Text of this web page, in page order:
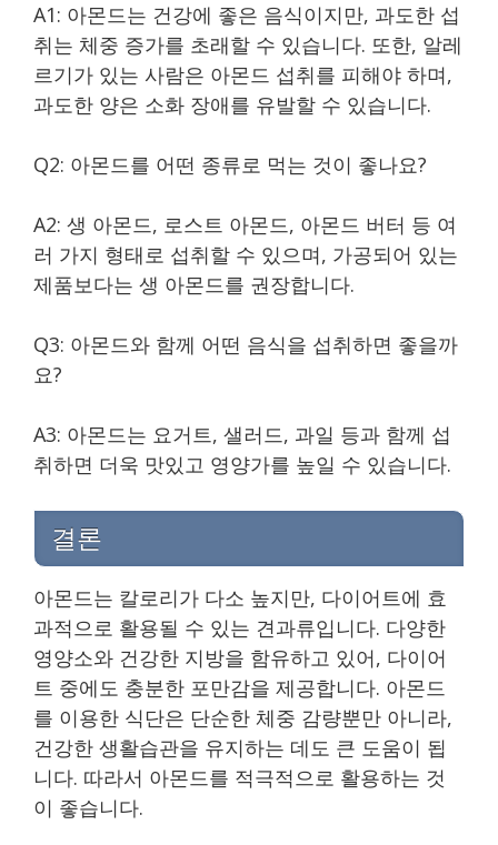
A1: 아몬드는 건강에 좋은 음식이지만, 과도한 섭
취는 체중 증가를 초래할 수 있습니다. 또한, 알레
르기가 있는 사람은 아몬드 섭취를 피해야 하며,
과도한 양은 소화 장애를 유발할 수 있습니다.
Q2: 아몬드를 어떤 종류로 먹는 것이 좋나요?
A2: 생 아몬드, 로스트 아몬드, 아몬드 버터 등 여
러 가지 형태로 섭취할 수 있으며, 가공되어 있는
제품보다는 생 아몬드를 권장합니다.
Q3: 아몬드와 함께 어떤 음식을 섭취하면 좋을까
요?
A3: 아몬드는 요거트, 샐러드, 과일 등과 함께 섭
취하면 더욱 맛있고 영양가를 높일 수 있습니다.
결론
아몬드는 칼로리가 다소 높지만, 다이어트에 효
과적으로 활용될 수 있는 견과류입니다. 다양한
영양소와 건강한 지방을 함유하고 있어, 다이어
트 중에도 충분한 포만감을 제공합니다. 아몬드
를 이용한 식단은 단순한 체중 감량뿐만 아니라,
건강한 생활습관을 유지하는 데도 큰 도움이 됩
니다. 따라서 아몬드를 적극적으로 활용하는 것
이 좋습니다.